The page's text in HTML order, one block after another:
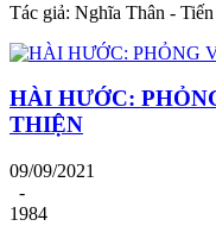
Tác giả: Nghĩa Thân -
HÀI HƯỚC:
THIỆN
09/09/2021
-
1984